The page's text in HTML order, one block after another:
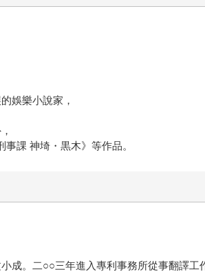
娛樂小說家，
課 神埼・黒木》等作品。
成。二○○三年進入專利事務所從事翻譯